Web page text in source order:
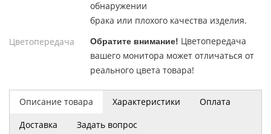
Описание товара Характеристики
Оплата
Доставка
Задать вопрос
обнаружении
брака или плохого качества изделия.
Цветопередача
Обратите внимание! Цветопередача
вашего монитора может отличаться от
реального цвета товара!